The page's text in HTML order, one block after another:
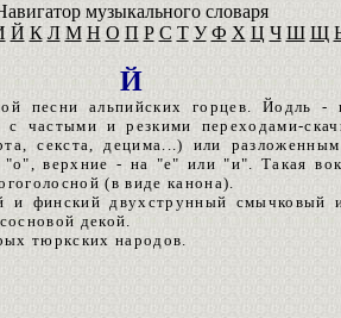
музыкального словаря
Й К Л М Н О П Р С Т У Ф Х Ц Ч Ш Щ
Й
песни альпийских горцев. Йодль -
частыми и резкими переходами-
секста, децима...) или
верхние - на "е" или "и". Такая
(в виде канона).
и финский двухструнный смычковый
декой.
тюркских народов.